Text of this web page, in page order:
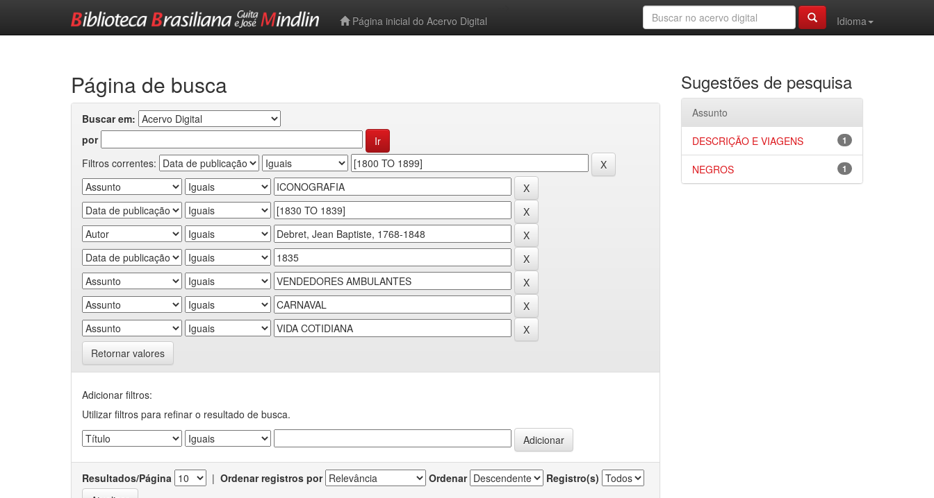
Página inicial do Acervo Digital
Idioma
Página de busca
Buscar em:
por
Filtros correntes:
Retornar valores
Adicionar filtros:
Utilizar filtros para refinar o resultado de busca.
Resultados/Página | Ordenar registros por Ordenar Registro(s)
Sugestões de pesquisa
Assunto
1
DESCRIÇÃO E VIAGENS
1
NEGROS